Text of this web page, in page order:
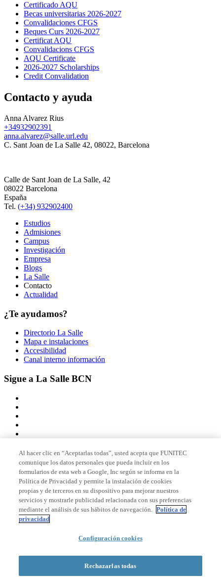
Certificado AQU
Becas universitarias 2026-2027
Convalidaciones CFGS
Beques Curs 2026-2027
Certificat AQU
Convalidacions CFGS
AQU Certificate
2026-2027 Scholarships
Credit Convalidation
Contacto y ayuda
Anna Alvarez Rius
+34932902391
anna.alvarez@salle.url.edu
C. Sant Joan de La Salle 42, 08022, Barcelona
Calle de Sant Joan de La Salle, 42
08022 Barcelona
España
Tel. (+34) 932902400
Estudios
Admisiones
Campus
Investigación
Empresa
Blogs
La Salle
Contacto
Actualidad
¿Te ayudamos?
Directorio La Salle
Mapa e instalaciones
Accesibilidad
Canal interno información
Sigue a La Salle BCN
Miembro de
Acreditaciones
© 2026 La Salle Campus Barcelona - URL |
Formulario de búsqueda
Al hacer clic en “Aceptarlas todas”, usted acepta que FUNITEC
comunique los datos personales que pueda incluir en los
formularios de esta web a Google, Inc según se informa en la
Política de Privacidad y permite la instalación de cookies
propias y de terceros en su dispositivo para mejorar nuestros
servicios y mostrarle publicidad relacionada con sus preferencias
mediante el análisis de sus hábitos de navegación. Política de
privacidad
Configuración cookies
Rechazarlas todas